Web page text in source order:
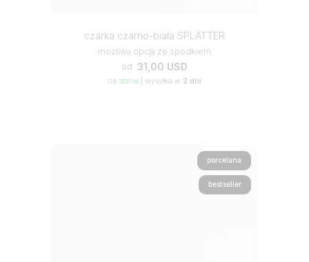
czarka czarno-biała SPLATTER
możliwa opcja ze spodkiem
od 31,00 USD
na stanie wysyłka w 2 dni
porcelana
bestseller